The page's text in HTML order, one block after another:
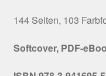
144 Seiten, 103
Softcover, PDF-